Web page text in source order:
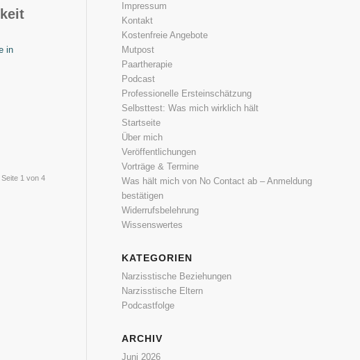
Seite 1 von 4
Impressum
Kontakt
Kostenfreie Angebote
Mutpost
Paartherapie
Podcast
Professionelle Ersteinschätzung
Selbsttest: Was mich wirklich hält
Startseite
Über mich
Veröffentlichungen
Vorträge & Termine
Was hält mich von No Contact ab – Anmeldung
bestätigen
Widerrufsbelehrung
Wissenswertes
KATEGORIEN
Narzisstische Beziehungen
Narzisstische Eltern
Podcastfolge
ARCHIV
Juni 2026